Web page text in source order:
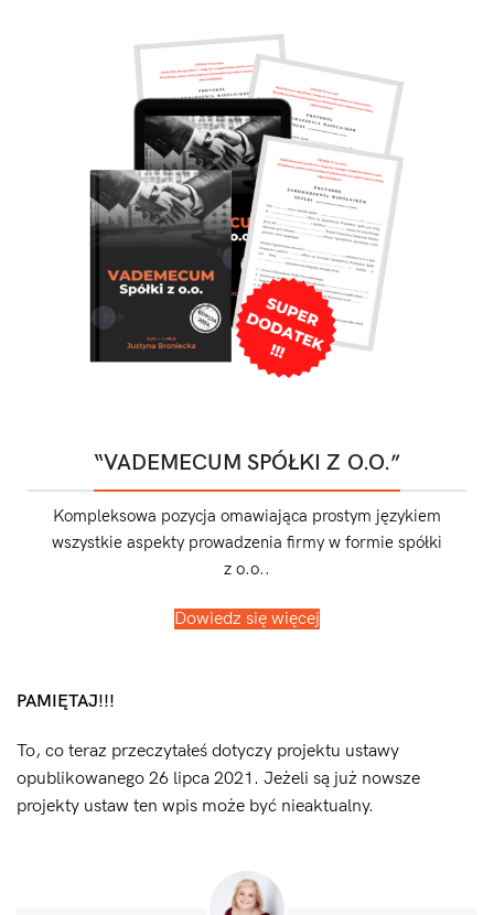
“VADEMECUM SPÓŁKI Z O.O.”
Kompleksowa pozycja omawiająca prostym językiem
wszystkie aspekty prowadzenia firmy w formie spółki
z o.o..
Dowiedz się więcej
PAMIĘTAJ!!!
To, co teraz przeczytałeś dotyczy projektu ustawy
opublikowanego 26 lipca 2021. Jeżeli są już nowsze
projekty ustaw ten wpis może być nieaktualny.